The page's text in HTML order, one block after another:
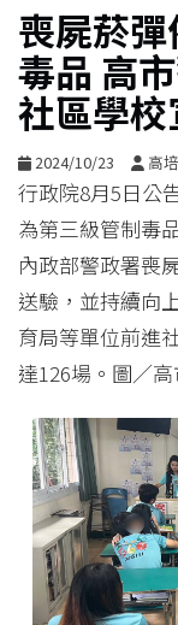
合
影
音
購
物
喪屍菸
毒品 高
社區學
2024/10/23 高
行政院8月5日公
為第三級管制毒
內政部警政署喪
送驗，並持續向
育局等單位前進
達126場。圖／